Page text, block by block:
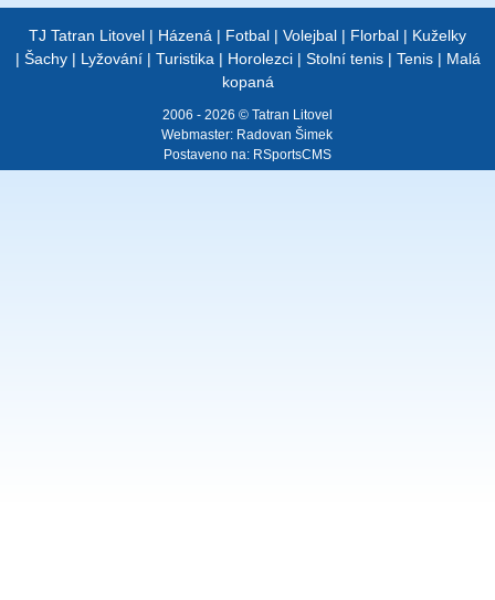
TJ Tatran Litovel | Házená | Fotbal | Volejbal | Florbal | Kuželky
| Šachy| Lyžování| Turistika | Horolezci| Stolní tenis| Tenis| Malá
kopaná
2006 - 2026 © Tatran Litovel
Webmaster: Radovan Šimek
Postaveno na: RSportsCMS